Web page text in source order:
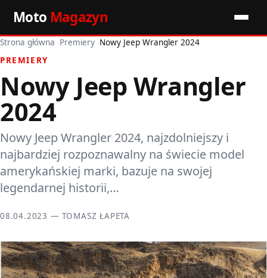
Moto Magazyn
Start
Wiadomości
Premiery
Porady motoryzacyjne
Pozostałe artykuły
Strona główna ›Premiery ›Nowy Jeep Wrangler 2024
PREMIERY
Nowy Jeep Wrangler
2024
Nowy Jeep Wrangler 2024, najzdolniejszy i
najbardziej rozpoznawalny na świecie model
amerykańskiej marki, bazuje na swojej
legendarnej historii,…
08.04.2023 — TOMASZ ŁAPETA